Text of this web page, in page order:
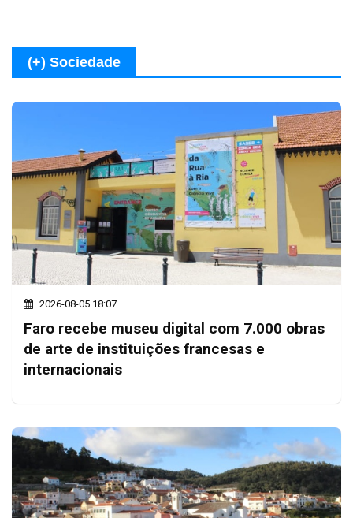
(+) Sociedade
2026-08-05 18:07
Faro recebe museu digital com 7.000 obras
de arte de instituições francesas e
internacionais